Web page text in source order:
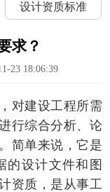
设计资质标准
求？
23 18:06:39
对建设工程所需
行综合分析、论
简单来说，它是
的设计文件和图
资质，是从事工